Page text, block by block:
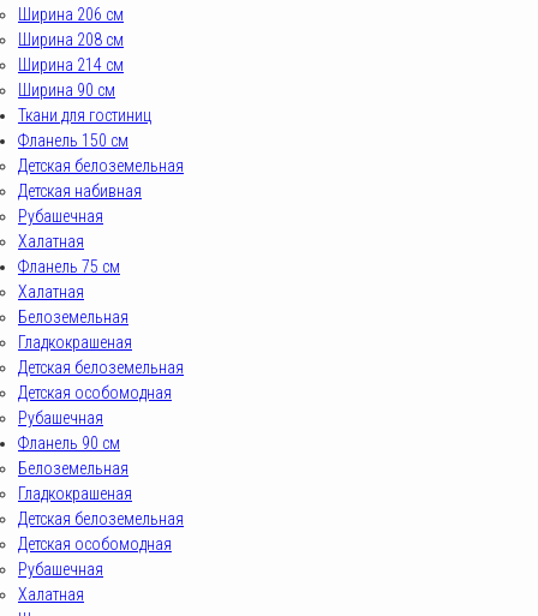
Ширина 206 см
Ширина 208 см
Ширина 214 см
Ширина 90 см
Ткани для гостиниц
Фланель 150 см
Детская белоземельная
Детская набивная
Рубашечная
Халатная
Фланель 75 см
Халатная
Белоземельная
Гладкокрашеная
Детская белоземельная
Детская особомодная
Рубашечная
Фланель 90 см
Белоземельная
Гладкокрашеная
Детская белоземельная
Детская особомодная
Рубашечная
Халатная